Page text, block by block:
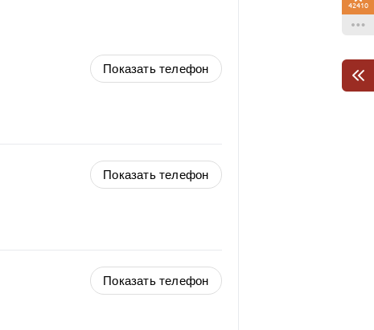
Показать телефон
Показать телефон
Показать телефон
42410